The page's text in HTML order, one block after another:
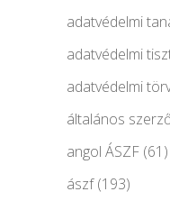
adatvédelmi
adatvédelmi
adatvédelmi
általános
angol ÁSZF (61)
ászf(193)